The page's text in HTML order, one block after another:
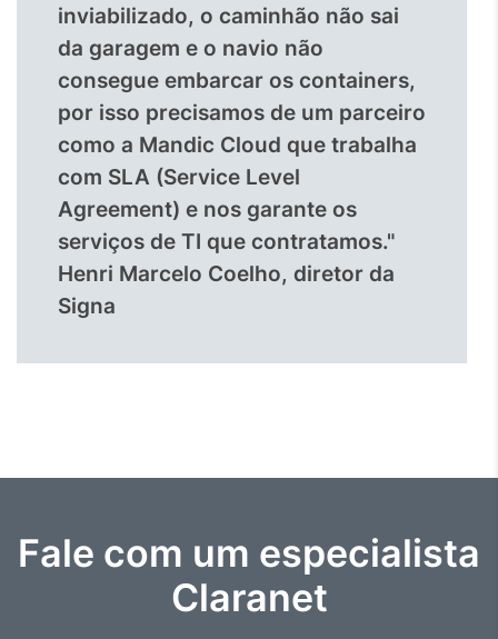
inviabilizado, o caminhão não sai
da garagem e o navio não
consegue embarcar os containers,
por isso precisamos de um parceiro
como a Mandic Cloud que trabalha
com SLA (Service Level
Agreement) e nos garante os
serviços de TI que contratamos."
Henri Marcelo Coelho, diretor da
Signa
Fale com um especialista
Claranet